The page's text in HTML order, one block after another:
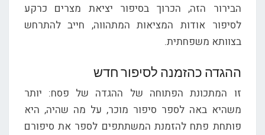
הבירור הזה, הכרוך בסיפור יציאת מצרים כרקע
לסיפור אודות המציאות המתהווה, חייב להתרחש
בצוותא משפחתית.
ההגדה כהזמנה לסיפור חדש
זו המתכונת הפתוחה של ההגדה של פסח: יותר
משהיא באה לספר סיפור מוכר, על מה שהיה, היא
פותחת פתח להזמנת המשתתפים לספר את סיפורם